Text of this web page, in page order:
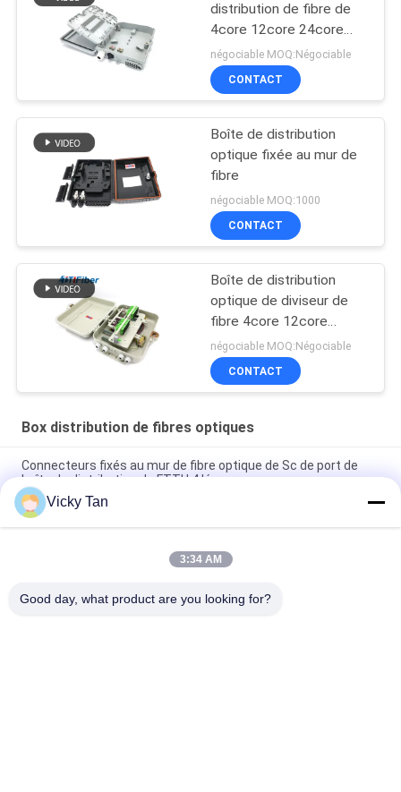
distribution de fibre de
4core 12core 24core
48core
négociable MOQ:Négociable
CONTACT
Boîte de distribution
optique fixée au mur de
fibre
négociable MOQ:1000
CONTACT
Boîte de distribution
optique de diviseur de
fibre 4core 12core
24core 48core
négociable MOQ:Négociable
CONTACT
Box distribution de fibres optiques
Connecteurs fixés au mur de fibre optique de Sc de port de
boîte de distribution de FTTH 4 légers
Utilisation extérieure optique de Ftth de boîte d'arrêt de fibre
de la catégorie Ip65
Adaptateurs extérieurs d'intérieur optiques matériels de Sc
Vicky Tan
3:34 AM
Good day, what product are you looking for?